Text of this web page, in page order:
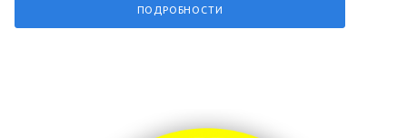
ПОДРОБНОСТИ